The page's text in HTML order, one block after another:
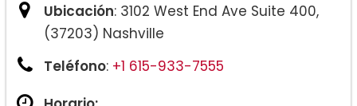
Ubicación: 3102 West End Ave Suite 400,
(37203) Nashville
Teléfono: +1 615-933-7555